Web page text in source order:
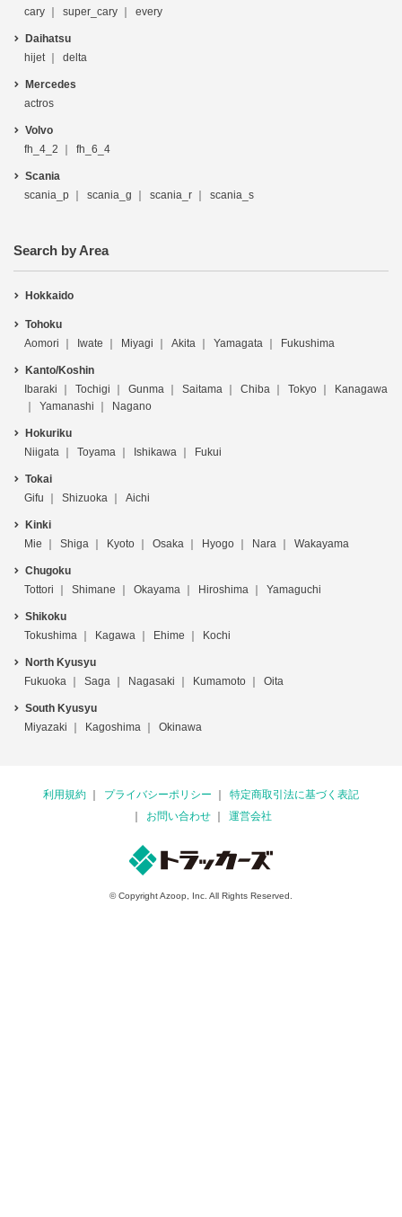
cary
super_cary every
Daihatsu
hijet
delta
Mercedes
actros
Volvo
fh_4_2
fh_6_4
Scania
scania_p
scania_g scania_r scania_s
Search by Area
Hokkaido
Tohoku
Aomori
Iwate Miyagi Akita Yamagata Fukushima
Kanto/Koshin
Ibaraki
Tochigi Gunma Saitama Chiba Tokyo
Kanagawa
Yamanashi
Nagano
Hokuriku
Niigata
Toyama Ishikawa Fukui
Tokai
Gifu
Shizuoka Aichi
Kinki
Mie
Shiga Kyoto Osaka Hyogo Nara Wakayama
Chugoku
Tottori
Shimane Okayama Hiroshima Yamaguchi
Shikoku
Tokushima
Kagawa Ehime Kochi
North Kyusyu
Fukuoka
Saga Nagasaki Kumamoto Oita
South Kyusyu
Miyazaki
Kagoshima Okinawa
利用規約 プライバシーポリシー
特定商取引法に基づく表記
お問い合わせ
運営会社
© Copyright Azoop, Inc. All Rights Reserved.